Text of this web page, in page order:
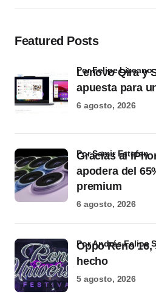
Featured Posts
Lenovo Qira y
apuesta para
por Felipe Lizcano
6 agosto, 2026
Gracias al
apodera del
premium
por Samir Estefan
6 agosto, 2026
Oppo Reno
hecho
por Andrés Felipe
5 agosto, 2026